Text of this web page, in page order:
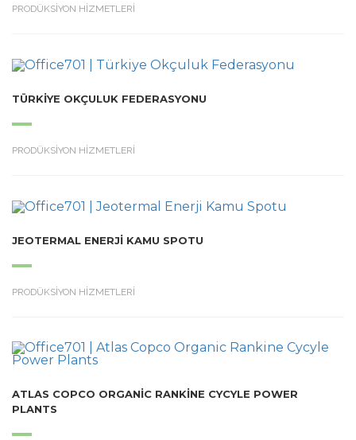
PRODÜKSİYON HİZMETLERİ
TÜRKIYE OKÇULUK FEDERASYONU
PRODÜKSİYON HİZMETLERİ
JEOTERMAL ENERJI KAMU SPOTU
PRODÜKSİYON HİZMETLERİ
ATLAS COPCO ORGANIC RANKINE CYCYLE POWER
PLANTS